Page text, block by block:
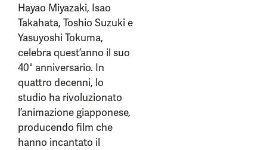
Hayao Miyazaki, Isao
Takahata, Toshio Suzuki e
Yasuyoshi Tokuma,
celebra quest’anno il suo
40° anniversario. In
quattro decenni, lo
studio ha rivoluzionato
l’animazione giapponese,
producendo film che
hanno incantato il